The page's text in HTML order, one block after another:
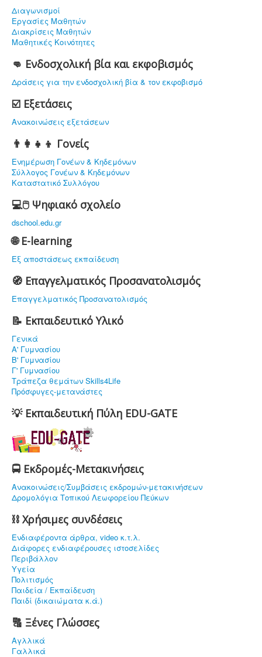
Διαγωνισμοί
Εργασίες Μαθητών
Διακρίσεις Μαθητών
Μαθητικές Κοινότητες
👊 Ενδοσχολική βία και εκφοβισμός
Δράσεις για την ενδοσχολική βία & τον εκφοβισμό
☑️ Εξετάσεις
Ανακοινώσεις εξετάσεων
👨‍👩‍👧‍👦 Γονείς
Ενημέρωση Γονέων & Κηδεμόνων
Σύλλογος Γονέων & Κηδεμόνων
Καταστατικό Συλλόγου
💻🖱️ Ψηφιακό σχολείο
dschool.edu.gr
🌐 E-learning
Εξ αποστάσεως εκπαίδευση
🧭 Επαγγελματικός Προσανατολισμός
Επαγγελματικός Προσανατολισμός
📝 Εκπαιδευτικό Υλικό
Γενικά
Α' Γυμνασίου
Β' Γυμνασίου
Γ' Γυμνασίου
Τράπεζα θεμάτων Skills4Life
Πρόσφυγες-μετανάστες
💡 Εκπαιδευτική Πύλη EDU-GATE
🚍 Εκδρομές-Μετακινήσεις
Ανακοινώσεις/Συμβάσεις εκδρομών-μετακινήσεων
Δρομολόγια Τοπικού Λεωφορείου Πεύκων
⛓ Χρήσιμες συνδέσεις
Ενδιαφέρoντα άρθρα, video κ.τ.λ.
Διάφορες ενδιαφέρουσες ιστοσελίδες
Περιβάλλον
Υγεία
Πολιτισμός
Παιδεία / Εκπαίδευση
Παιδί (δικαιώματα κ.ά.)
🔠 Ξένες Γλώσσες
Αγλλικά
Γαλλικά